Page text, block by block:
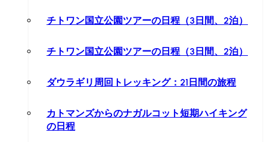
チトワン国立公園ツアーの日程（3日間、2泊）
チトワン国立公園ツアーの日程（3日間、2泊）
ダウラギリ周回トレッキング：21日間の旅程
カトマンズからのナガルコット短期ハイキング
の日程